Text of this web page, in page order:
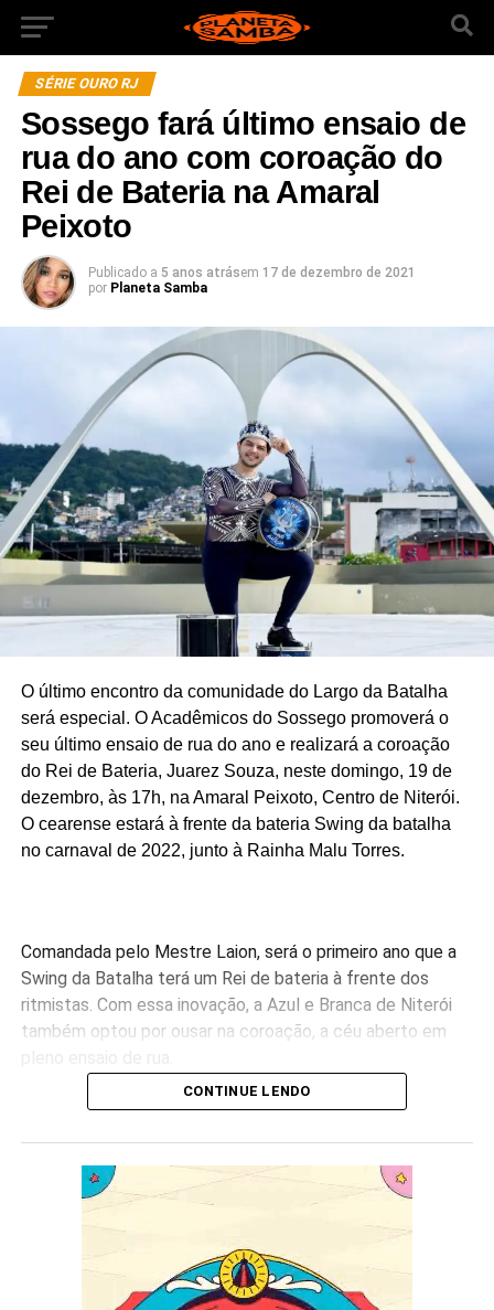
SÉRIE OURO RJ
Sossego fará último ensaio de
rua do ano com coroação do
Rei de Bateria na Amaral
Peixoto
Publicado a 5 anos atrásem 17 de dezembro de 2021
por Planeta Samba
O último encontro da comunidade do Largo da Batalha
será especial. O Acadêmicos do Sossego promoverá o
seu último ensaio de rua do ano e realizará a coroação
do Rei de Bateria, Juarez Souza, neste domingo, 19 de
dezembro, às 17h, na Amaral Peixoto, Centro de Niterói.
O cearense estará à frente da bateria Swing da batalha
no carnaval de 2022, junto à Rainha Malu Torres.
Comandada pelo Mestre Laion, será o primeiro ano que a
Swing da Batalha terá um Rei de bateria à frente dos
ritmistas. Com essa inovação, a Azul e Branca de Niterói
também optou por ousar na coroação, a céu aberto em
adorei. Gosto de inovar e ser coroado no meio de toda a
comunidade e do público não tem preço. Tenho certeza
de que será um momento especial e que ficará marcado
CONTINUE LENDO